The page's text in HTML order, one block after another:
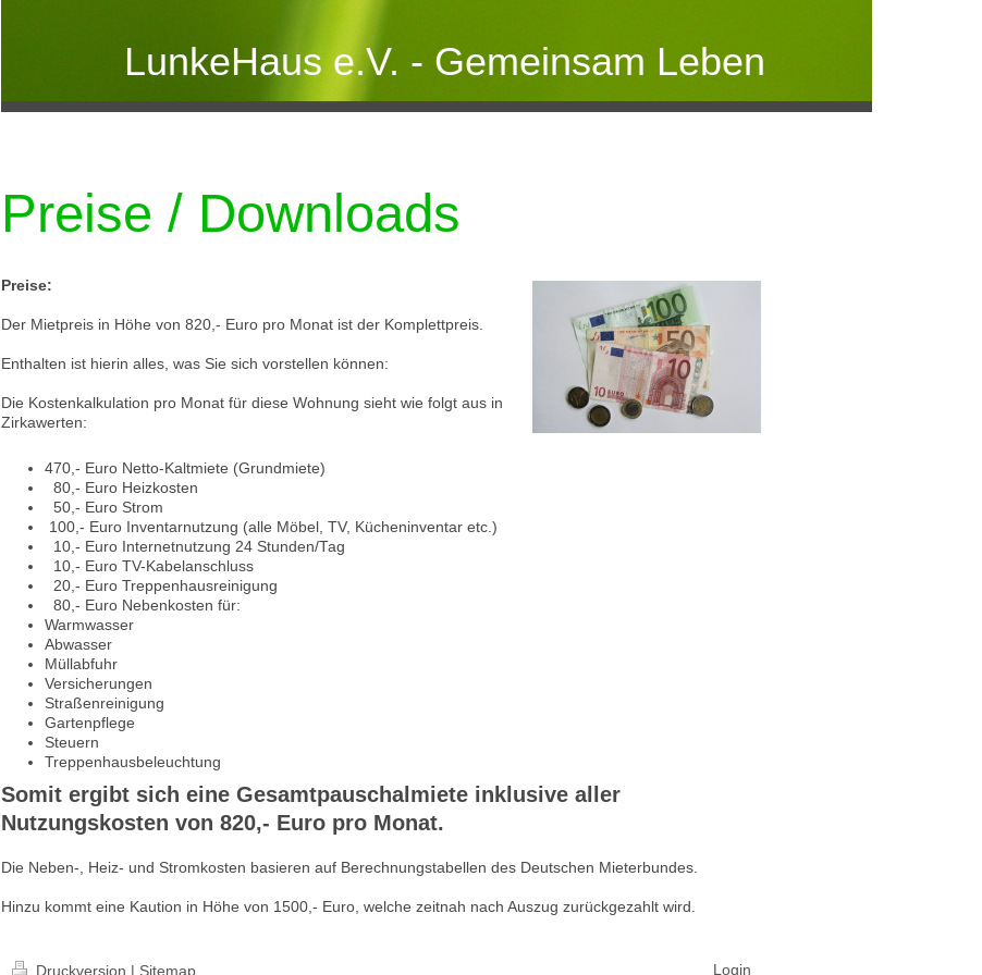
LunkeHaus e.V. - Gemeinsam Leben
Preise / Downloads
Preise:
Der Mietpreis in Höhe von 820,- Euro pro Monat ist der Komplettpreis.
Enthalten ist hierin alles, was Sie sich vorstellen können:
Die Kostenkalkulation pro Monat für diese Wohnung sieht wie folgt aus in
Zirkawerten:
470,- Euro Netto-Kaltmiete (Grundmiete)
80,- Euro Heizkosten
50,- Euro Strom
100,- Euro Inventarnutzung (alle Möbel, TV, Kücheninventar etc.)
10,- Euro Internetnutzung 24 Stunden/Tag
10,- Euro TV-Kabelanschluss
20,- Euro Treppenhausreinigung
80,- Euro Nebenkosten für:
Warmwasser
Abwasser
Müllabfuhr
Versicherungen
Straßenreinigung
Gartenpflege
Steuern
Treppenhausbeleuchtung
Somit ergibt sich eine Gesamtpauschalmiete inklusive aller
Nutzungskosten von 820,- Euro pro Monat.
Die Neben-, Heiz- und Stromkosten basieren auf Berechnungstabellen des Deutschen Mieterbundes.
Hinzu kommt eine Kaution in Höhe von 1500,- Euro, welche zeitnah nach Auszug zurückgezahlt wird.
Druckversion Sitemap Login